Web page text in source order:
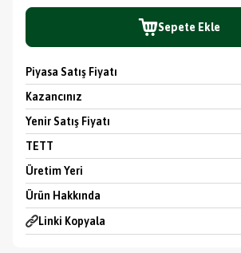
Sepete Ekle
Ürün Hakkında
Linki Kopyala
Piyasa Satış Fiyatı
Kazancınız
Yenir Satış Fiyatı
TETT
Üretim Yeri